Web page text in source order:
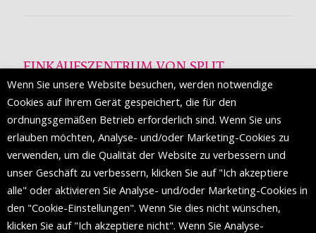
EINKAUFSZENTRUM VON SPLIT
Die Mall of Split
ist ein prestigeträchtiges Einkaufsziel mit
etwa 200 Einzelhandelsmarken und einer Reihe von
Weltmodemarken, die zum ersten Mal in Split erscheinen.
FOLGEN SIE UNS
Wenn Sie unsere Website besuchen, werden notwendige
Cookies auf Ihrem Gerät gespeichert, die für den
ordnungsgemäßen Betrieb erforderlich sind. Wenn Sie uns
erlauben möchten, Analyse- und/oder Marketing-Cookies zu
verwenden, um die Qualität der Website zu verbessern und
unser Geschäft zu verbessern, klicken Sie auf "Ich akzeptiere
alle" oder aktivieren Sie Analyse- und/oder Marketing-Cookies in
den "Cookie-Einstellungen". Wenn Sie dies nicht wünschen,
klicken Sie auf "Ich akzeptiere nicht". Wenn Sie Analyse-